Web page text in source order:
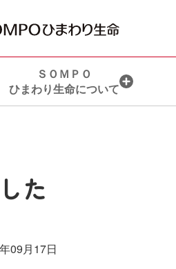
す
ＳＯＭＰＯ
ひまわり生命について
た
09月17日